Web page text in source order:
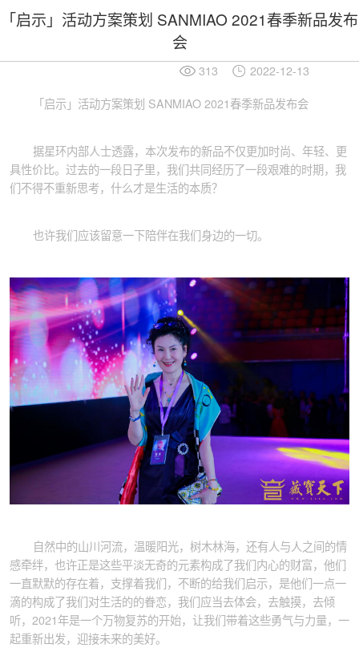
「启示」活动方案策划 SANMIAO 2021春季新品发布
会
313 2022-12-13
「启示」活动方案策划 SANMIAO 2021春季新品发布会
据星环内部人士透露，本次发布的新品不仅更加时尚、年轻、更
具性价比。过去的一段日子里，我们共同经历了一段艰难的时期，我
们不得不重新思考，什么才是生活的本质？
也许我们应该留意一下陪伴在我们身边的一切。
自然中的山川河流，温暖阳光，树木林海，还有人与人之间的情
感牵绊，也许正是这些平淡无奇的元素构成了我们内心的财富，他们
一直默默的存在着，支撑着我们，不断的给我们启示，是他们一点一
滴的构成了我们对生活的的眷恋，我们应当去体会，去触摸，去倾
听，2021年是一个万物复苏的开始，让我们带着这些勇气与力量，一
起重新出发，迎接未来的美好。